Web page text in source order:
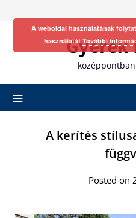
A kerítés
Posted on
A weboldal használatának
használatát További